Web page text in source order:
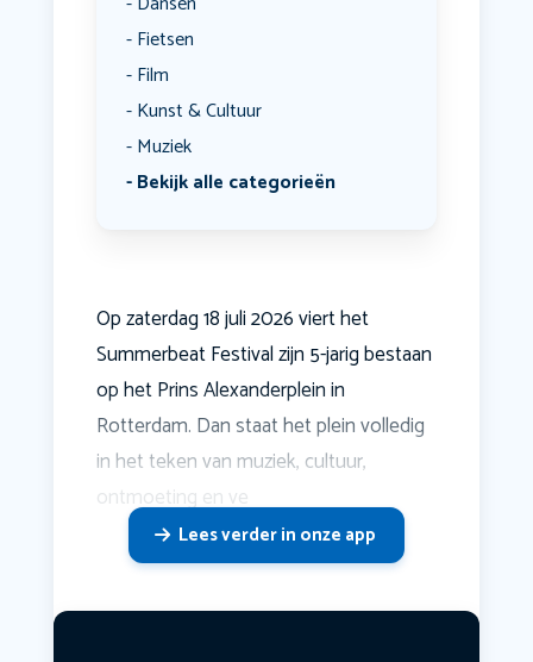
Fietsen
Film
Kunst & Cultuur
Muziek
Bekijk alle categorieën
Op zaterdag 18 juli 2026 viert het
Summerbeat Festival zijn 5-jarig bestaan
op het Prins Alexanderplein in
Rotterdam. Dan staat het plein volledig
in het teken van muziek, cultuur,
ontmoeting en ve
Lees verder in onze app